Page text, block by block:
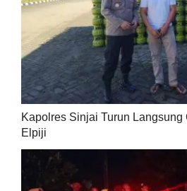
Kapolres Sinjai Turun Langsung
Elpiji